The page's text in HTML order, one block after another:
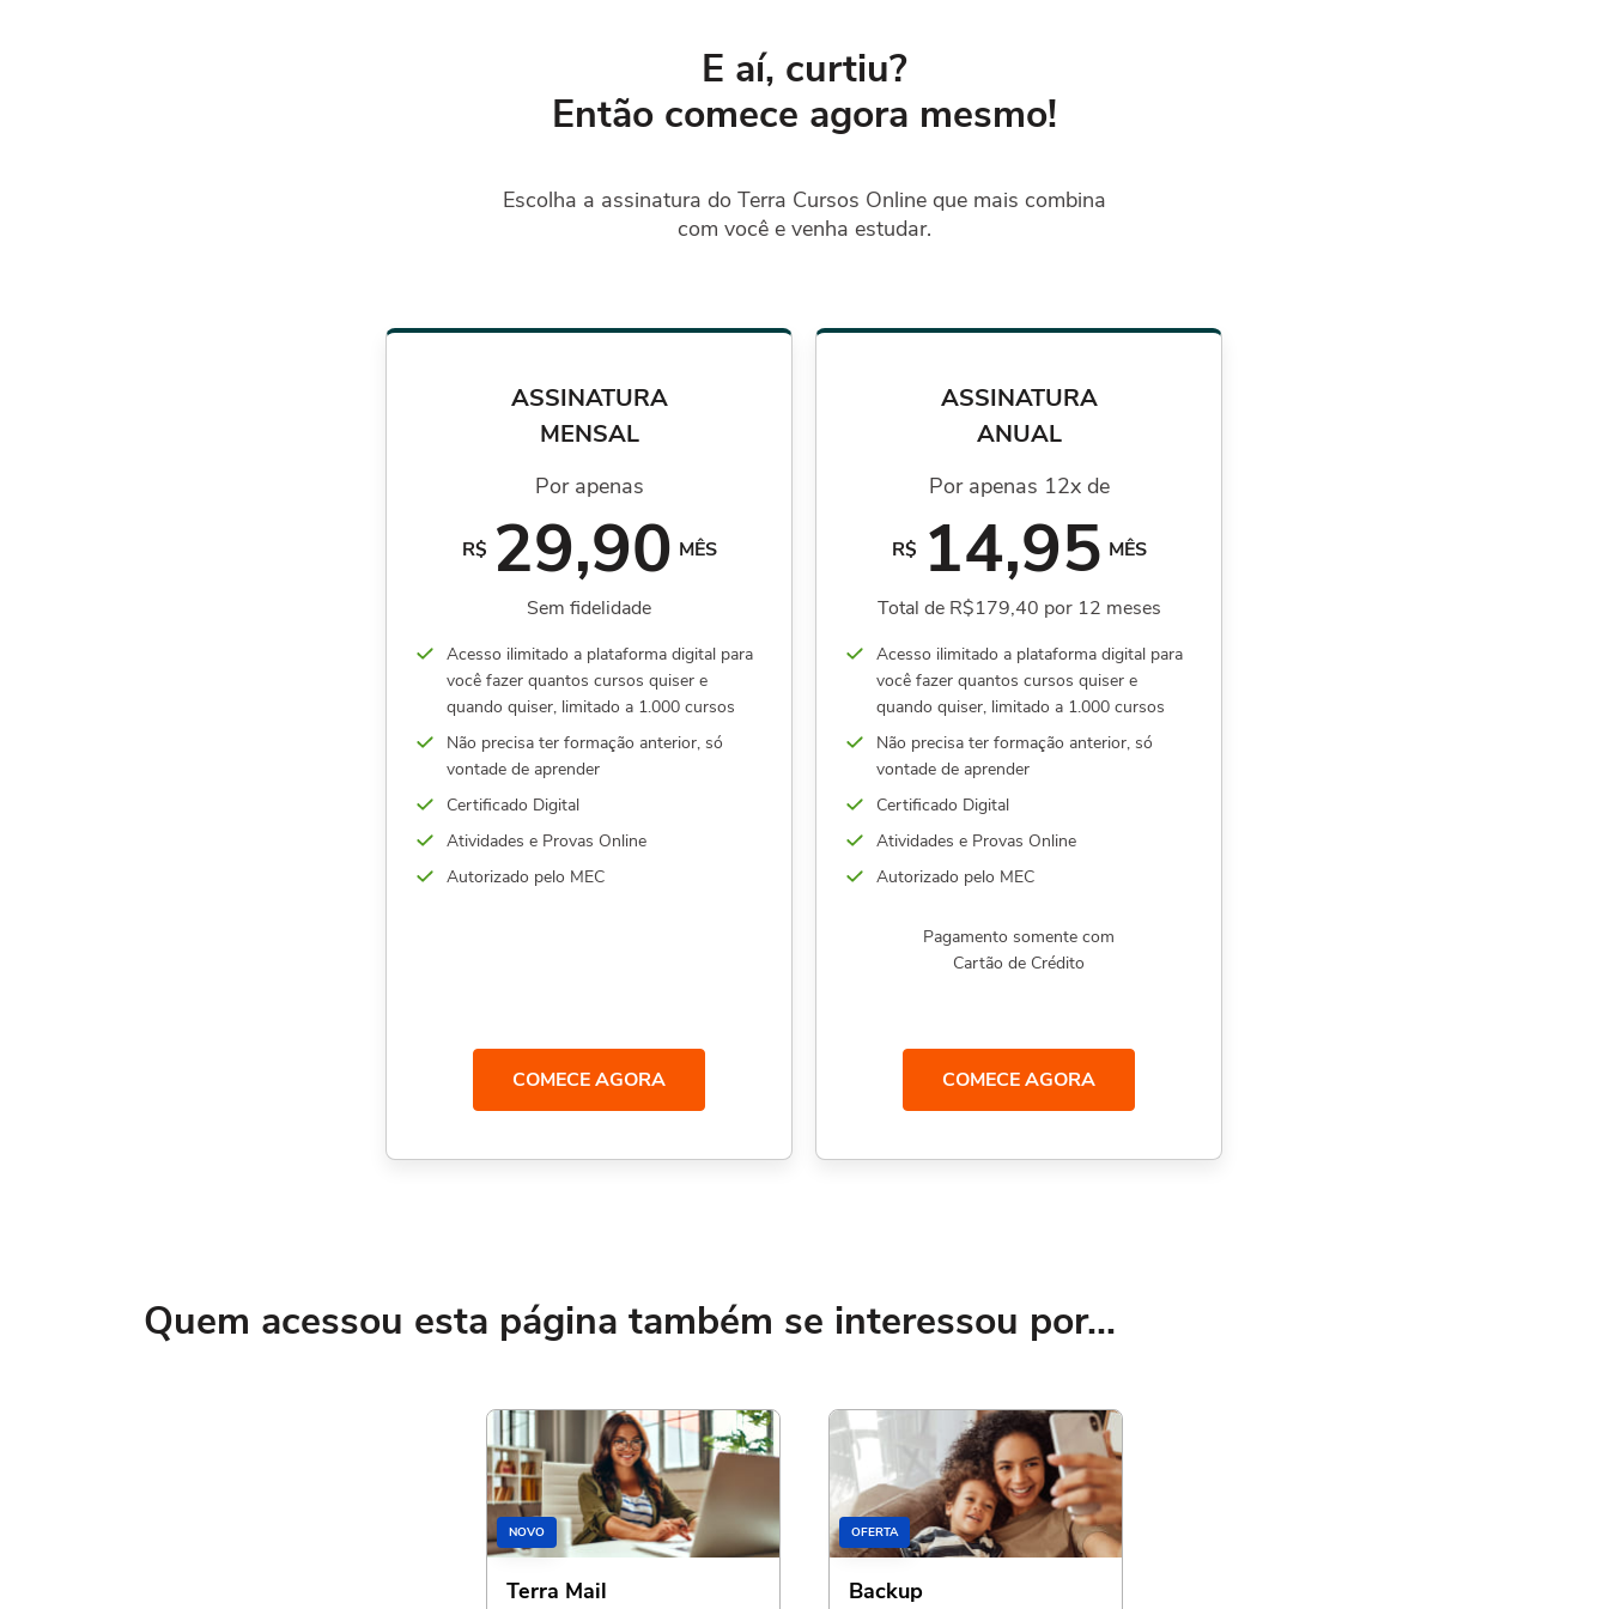
E aí, curtiu?
Então comece agora mesmo!
Escolha a assinatura do Terra Cursos Online que mais combina
com você e venha estudar.
ASSINATURA
MENSAL
Por apenas
R$ 29,90 MÊS
Sem fidelidade
Acesso ilimitado a plataforma digital para
você fazer quantos cursos quiser e
quando quiser, limitado a 1.000 cursos
Não precisa ter formação anterior, só
vontade de aprender
Certificado Digital
Atividades e Provas Online
Autorizado pelo MEC
COMECE AGORA
ASSINATURA
ANUAL
Por apenas 12x de
R$ 14,95 MÊS
Total de R$179,40 por 12 meses
Acesso ilimitado a plataforma digital para
você fazer quantos cursos quiser e
quando quiser, limitado a 1.000 cursos
Não precisa ter formação anterior, só
vontade de aprender
Certificado Digital
Atividades e Provas Online
Autorizado pelo MEC
Pagamento somente com
Cartão de Crédito
COMECE AGORA
Quem acessou esta página também se interessou por...
NOVO
Terra Mail
OFERTA
Backup